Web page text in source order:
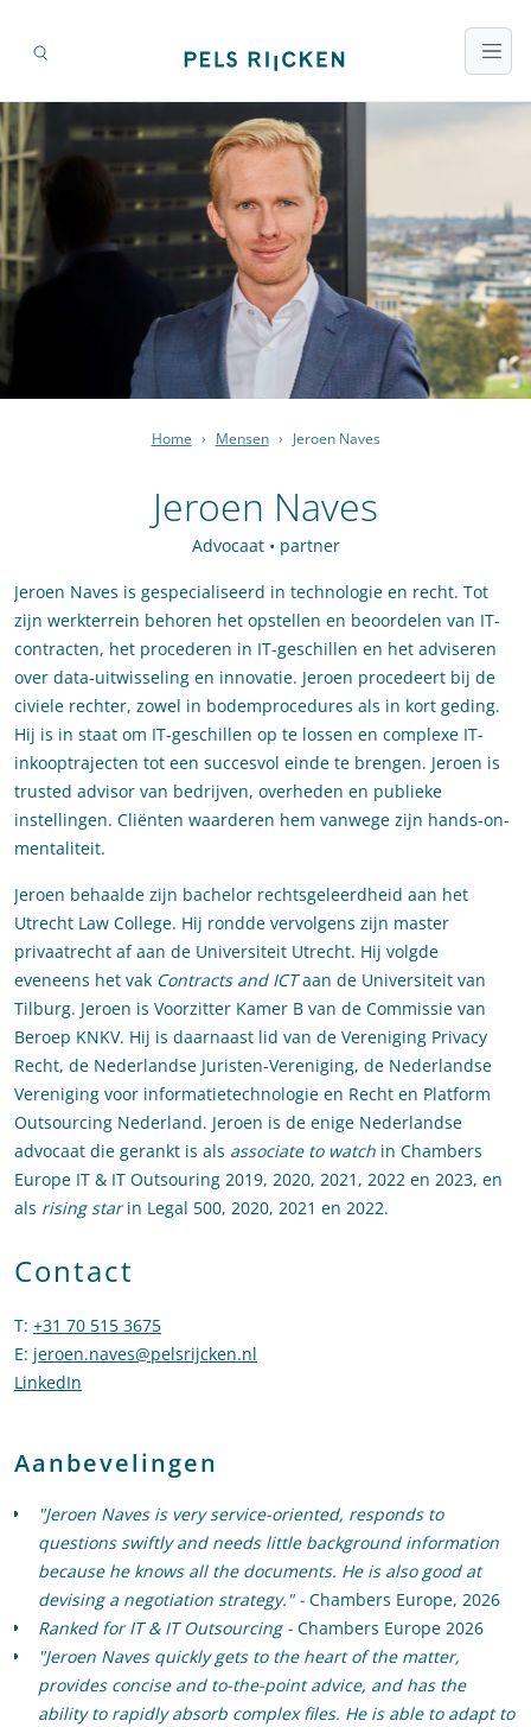
Home › Mensen › Jeroen Naves
Jeroen Naves
Advocaat • partner
Jeroen Naves is gespecialiseerd in technologie en recht. Tot
zijn werkterrein behoren het opstellen en beoordelen van IT-
contracten, het procederen in IT-geschillen en het adviseren
over data-uitwisseling en innovatie. Jeroen procedeert bij de
civiele rechter, zowel in bodemprocedures als in kort geding.
Hij is in staat om IT-geschillen op te lossen en complexe IT-
inkooptrajecten tot een succesvol einde te brengen. Jeroen is
trusted advisor van bedrijven, overheden en publieke
instellingen. Cliënten waarderen hem vanwege zijn hands-on-
mentaliteit.
Jeroen behaalde zijn bachelor rechtsgeleerdheid aan het
Utrecht Law College. Hij rondde vervolgens zijn master
privaatrecht af aan de Universiteit Utrecht. Hij volgde
eveneens het vak Contracts and ICTaan de Universiteit van
Tilburg. Jeroen is Voorzitter Kamer B van de Commissie van
Beroep KNKV. Hij is daarnaast lid van de Vereniging Privacy
Recht, de Nederlandse Juristen-Vereniging, de Nederlandse
Vereniging voor informatietechnologie en Recht en Platform
Outsourcing Nederland. Jeroen is de enige Nederlandse
advocaat die gerankt is als associate to watch in Chambers
Europe IT & IT Outsouring 2019, 2020, 2021, 2022 en 2023, en
als rising starin Legal 500, 2020, 2021 en 2022.
Contact
T: +31 70 515 3675
E: jeroen.naves@pelsrijcken.nl
LinkedIn
Aanbevelingen
"Jeroen Naves is very service-oriented, responds to
questions swiftly and needs little background information
because he knows all the documents. He is also good at
devising a negotiation strategy." - Chambers Europe, 2026
Ranked for IT & IT Outsourcing- Chambers Europe 2026
"Jeroen Naves quickly gets to the heart of the matter,
provides concise and to-the-point advice, and has the
ability to rapidly absorb complex files. He is able to adapt to